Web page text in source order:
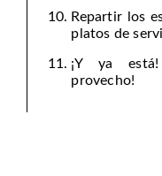
Repartir los
platos de
¡Y ya está!
provecho!